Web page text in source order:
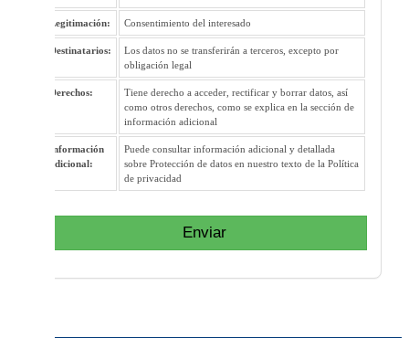
Legitimación: Consentimiento del interesado
Destinatarios:
Los datos no se transferirán a terceros, excepto por
obligación legal
Derechos:
Tiene derecho a acceder, rectificar y borrar datos, así
como otros derechos, como se explica en la sección de
información adicional
Información
adicional:
Puede consultar información adicional y detallada
sobre Protección de datos en nuestro texto de la Política
de privacidad
Enviar